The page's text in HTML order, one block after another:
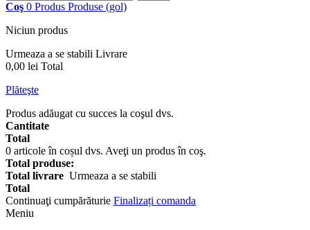
Coş 0 Produs Produse (gol)
Niciun produs
Urmeaza a se stabili Livrare
0,00 lei Total
Plăteşte
Produs adăugat cu succes la coşul dvs.
Cantitate
Total
0 articole în coșul dvs. Aveţi un produs în coş.
Total produse:
Total livrare Urmeaza a se stabili
Total
Continuaţi cumpărăturie Finalizați comanda
Meniu